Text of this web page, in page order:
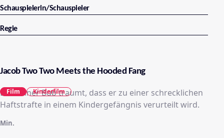
Schauspielerin/Schauspieler
Regie
Jacob Two Two Meets the Hooded Fang
Ein kleiner Bub traumt, dass er zu einer schrecklichen
Haftstrafte in einem Kindergefängnis verurteilt wird.
Min.
Film Kinderfilm